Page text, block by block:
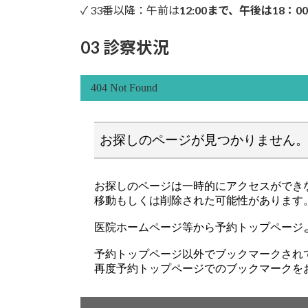
✓ 33番以降：午前は12:00まで、午後は18：
03 診察状況